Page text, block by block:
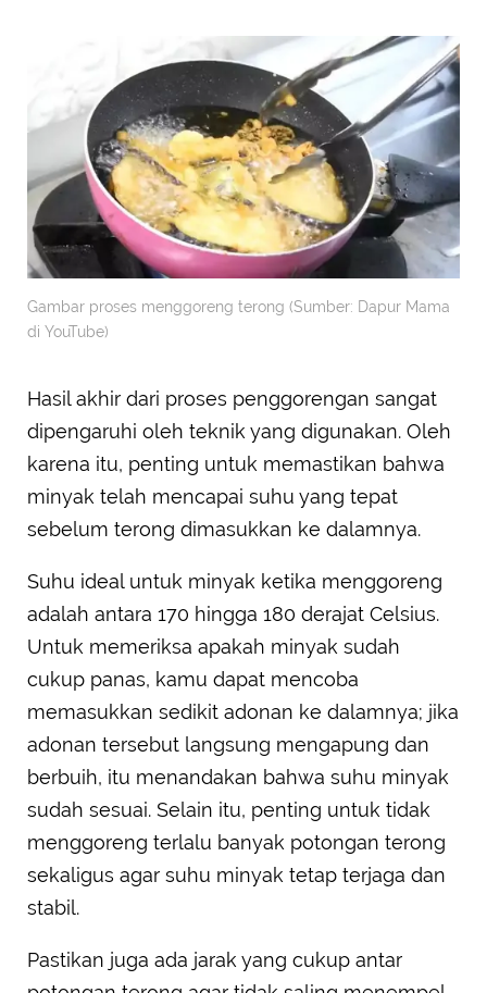
Gambar proses menggoreng terong (Sumber: Dapur Mama
di YouTube)
Hasil akhir dari proses penggorengan sangat
dipengaruhi oleh teknik yang digunakan. Oleh
karena itu, penting untuk memastikan bahwa
minyak telah mencapai suhu yang tepat
sebelum terong dimasukkan ke dalamnya.
Suhu ideal untuk minyak ketika menggoreng
adalah antara 170 hingga 180 derajat Celsius.
Untuk memeriksa apakah minyak sudah
cukup panas, kamu dapat mencoba
memasukkan sedikit adonan ke dalamnya; jika
adonan tersebut langsung mengapung dan
berbuih, itu menandakan bahwa suhu minyak
sudah sesuai. Selain itu, penting untuk tidak
menggoreng terlalu banyak potongan terong
sekaligus agar suhu minyak tetap terjaga dan
stabil.
Pastikan juga ada jarak yang cukup antar